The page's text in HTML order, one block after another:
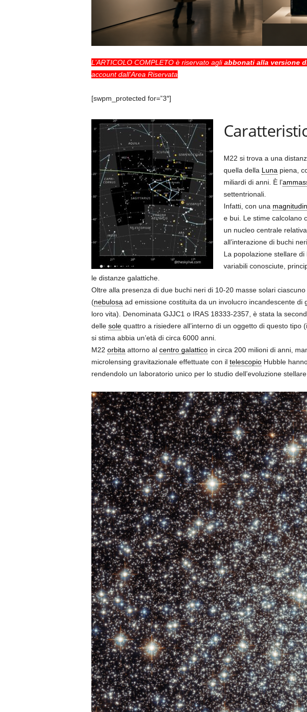
L’ARTICOLO COMPLETO è riservato agliabbonati alla versione
account dall’Area Riservata
[swpm_protected for=”3″]
M22 si trova a una
quella della Luna piena,
miliardi di anni. È l’
settentrionali.
Infatti, con una
e bui. Le stime calcolano
un nucleo centrale
all’interazione di buchi
La popolazione stellare
variabili conosciute,
le distanze galattiche.
Oltre alla presenza di due buchi neri di 10-20 masse solari
(nebulosa ad emissione costituita da un involucro incandescente
loro vita). Denominata GJJC1 o IRAS 18333-2357, è stata la
delle solequattro a risiedere all’interno di un oggetto di questo tipo
si stima abbia un’età di circa 6000 anni.
M22 orbita attorno al centro galatticoin circa 200 milioni di anni,
microlensing gravitazionale effettuate con il telescopioHubble
rendendolo un laboratorio unico per lo studio dell’evoluzione